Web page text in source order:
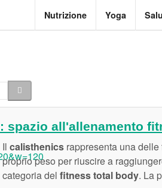
Nutrizione Yoga
spazio all'allenamento
Il calisthenicsrappresenta una delle
proprio peso per riuscire a
categoria del fitness total body. La